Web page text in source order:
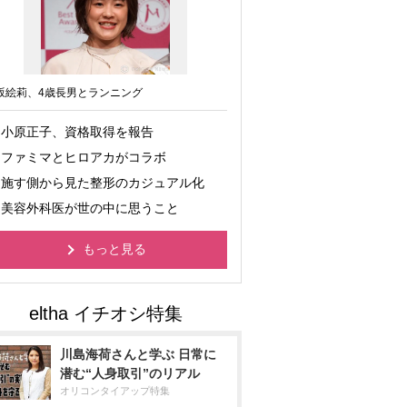
絵莉、4歳長男とランニング
小原正子、資格取得を報告
ファミマとヒロアカがコラボ
施す側から見た整形のカジュアル化
美容外科医が世の中に思うこと
もっと見る
川島海荷さんと学ぶ 日常に
潜む“人身取引”のリアル
オリコンタイアップ特集